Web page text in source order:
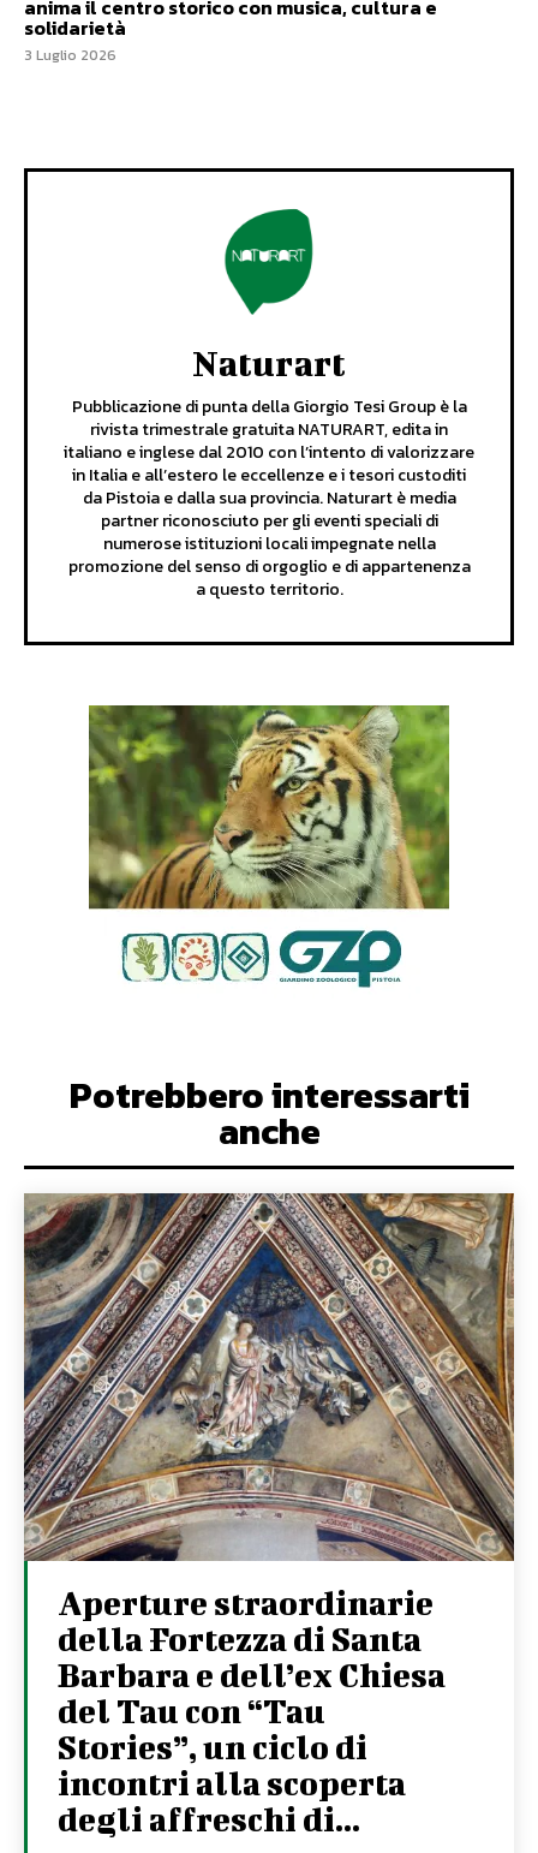
anima il centro storico con musica, cultura e
solidarietà
3 Luglio 2026
Naturart
Pubblicazione di punta della Giorgio Tesi Group è la
rivista trimestrale gratuita NATURART, edita in
italiano e inglese dal 2010 con l’intento di valorizzare
in Italia e all’estero le eccellenze e i tesori custoditi
da Pistoia e dalla sua provincia. Naturart è media
partner riconosciuto per gli eventi speciali di
numerose istituzioni locali impegnate nella
promozione del senso di orgoglio e di appartenenza
a questo territorio.
Potrebbero interessarti
anche
Aperture straordinarie
della Fortezza di Santa
Barbara e dell’ex Chiesa
del Tau con “Tau
Stories”, un ciclo di
incontri alla scoperta
degli affreschi di...